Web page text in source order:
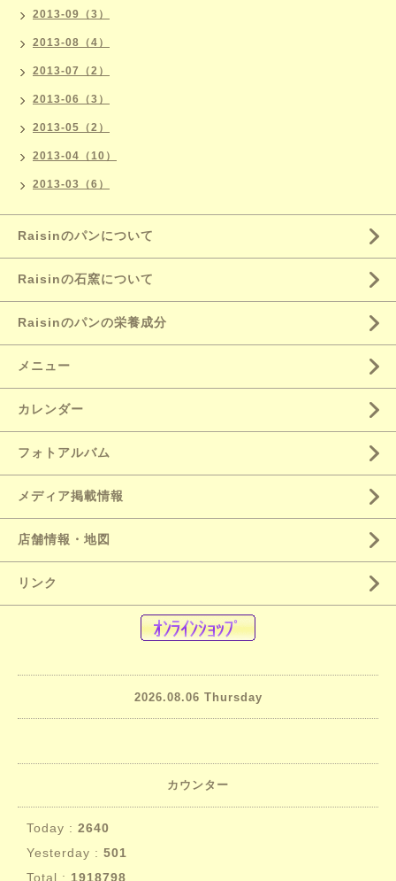
2013-09（3）
2013-08（4）
2013-07（2）
2013-06（3）
2013-05（2）
2013-04（10）
2013-03（6）
Raisinのパンについて
Raisinの石窯について
Raisinのパンの栄養成分
メニュー
カレンダー
フォトアルバム
メディア掲載情報
店舗情報・地図
リンク
2026.08.06 Thursday
カウンター
Today : 2640
Yesterday : 501
Total : 1918798